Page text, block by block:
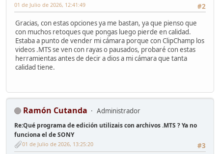
#2
01 de Julio de 2026, 12:41:49
Gracias, con estas opciones ya me bastan, ya que pienso que
con muchos retoques que pongas luego pierde en calidad.
Estaba a punto de vender mi cámara porque con ClipChamp los
videos .MTS se ven con rayas o pausados, probaré con estas
herramientas antes de decir a dios a mi cámara que tanta
calidad tiene.
Ramón Cutanda Administrador
Re:Qué programa de edición utilizais con archivos .MTS ? Ya no
funciona el de SONY
#3
01 de Julio de 2026, 13:25:20